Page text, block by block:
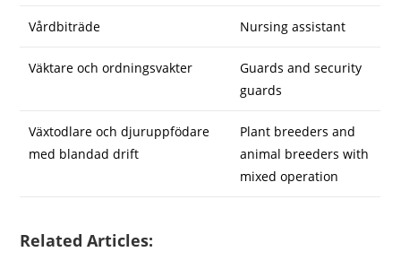
Vårdbiträde Nursing assistant
Väktare och ordningsvakter
Guards and security
guards
Växtodlare och djuruppfödare
med blandad drift
Plant breeders and
animal breeders with
mixed operation
Related Articles: